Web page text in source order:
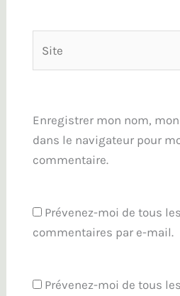
Enregistrer mon nom,
dans le navigateur pour
commentaire.
Prévenez-moi de tous
commentaires par e-mail.
Prévenez-moi de tous